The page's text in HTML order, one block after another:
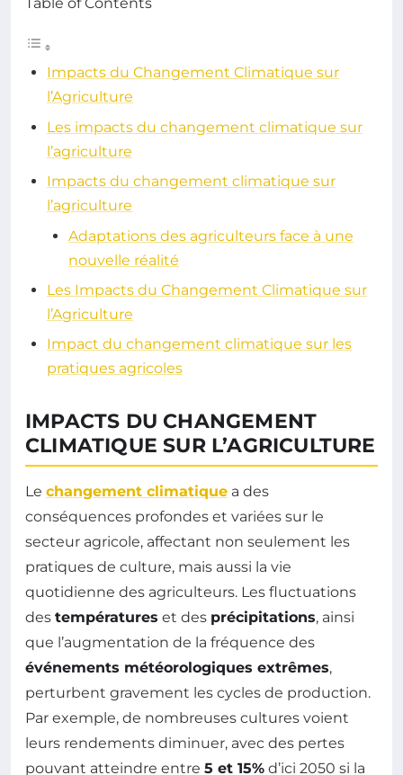
Table of Contents
Impacts du Changement Climatique sur
l’Agriculture
Les impacts du changement climatique sur
l’agriculture
Impacts du changement climatique sur
l’agriculture
Adaptations des agriculteurs face à une
nouvelle réalité
Les Impacts du Changement Climatique sur
l’Agriculture
Impact du changement climatique sur les
pratiques agricoles
IMPACTS DU CHANGEMENT
CLIMATIQUE SUR L’AGRICULTURE
Le changement climatique a des
conséquences profondes et variées sur le
secteur agricole, affectant non seulement les
pratiques de culture, mais aussi la vie
quotidienne des agriculteurs. Les fluctuations
des températures et des précipitations, ainsi
que l’augmentation de la fréquence des
événements météorologiques extrêmes,
perturbent gravement les cycles de production.
Par exemple, de nombreuses cultures voient
leurs rendements diminuer, avec des pertes
pouvant atteindre entre 5 et 15% d’ici 2050 si la